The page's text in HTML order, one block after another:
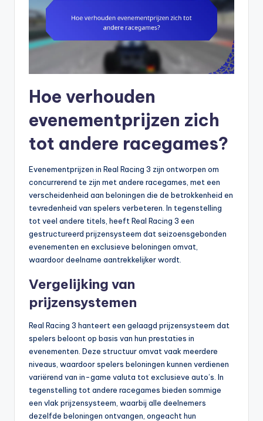
Hoe verhouden
evenementprijzen zich
tot andere racegames?
Evenementprijzen in Real Racing 3 zijn ontworpen om
concurrerend te zijn met andere racegames, met een
verscheidenheid aan beloningen die de betrokkenheid en
tevredenheid van spelers verbeteren. In tegenstelling
tot veel andere titels, heeft Real Racing 3 een
gestructureerd prijzensysteem dat seizoensgebonden
evenementen en exclusieve beloningen omvat,
waardoor deelname aantrekkelijker wordt.
Vergelijking van
prijzensystemen
Real Racing 3 hanteert een gelaagd prijzensysteem dat
spelers beloont op basis van hun prestaties in
evenementen. Deze structuur omvat vaak meerdere
niveaus, waardoor spelers beloningen kunnen verdienen
variërend van in-game valuta tot exclusieve auto’s. In
tegenstelling tot andere racegames bieden sommige
een vlak prijzensysteem, waarbij alle deelnemers
dezelfde beloningen ontvangen, ongeacht hun